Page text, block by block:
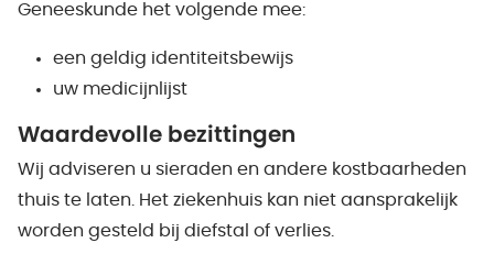
Geneeskunde het volgende mee:
een geldig identiteitsbewijs
uw medicijnlijst
Waardevolle bezittingen
Wij adviseren u sieraden en andere kostbaarheden
thuis te laten. Het ziekenhuis kan niet aansprakelijk
worden gesteld bij diefstal of verlies.